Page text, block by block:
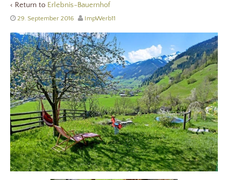
‹ Return to Erlebnis-Bauernhof
29. September 2016 ImpWerb11